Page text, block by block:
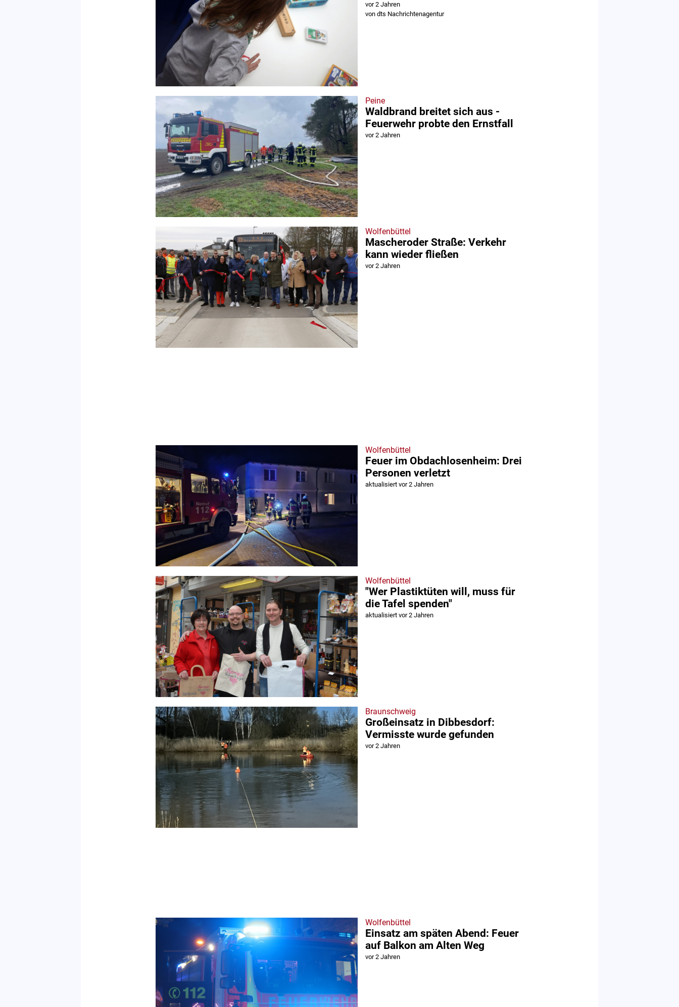
vor 2 Jahren
von dts Nachrichtenagentur
Peine
Waldbrand breitet sich aus -
Feuerwehr probte den Ernstfall
vor 2 Jahren
Wolfenbüttel
Mascheroder Straße: Verkehr
kann wieder fließen
vor 2 Jahren
Wolfenbüttel
Feuer im Obdachlosenheim: Drei
Personen verletzt
aktualisiert vor 2 Jahren
Wolfenbüttel
"Wer Plastiktüten will, muss für
die Tafel spenden"
aktualisiert vor 2 Jahren
Braunschweig
Großeinsatz in Dibbesdorf:
Vermisste wurde gefunden
vor 2 Jahren
Wolfenbüttel
Einsatz am späten Abend: Feuer
auf Balkon am Alten Weg
vor 2 Jahren